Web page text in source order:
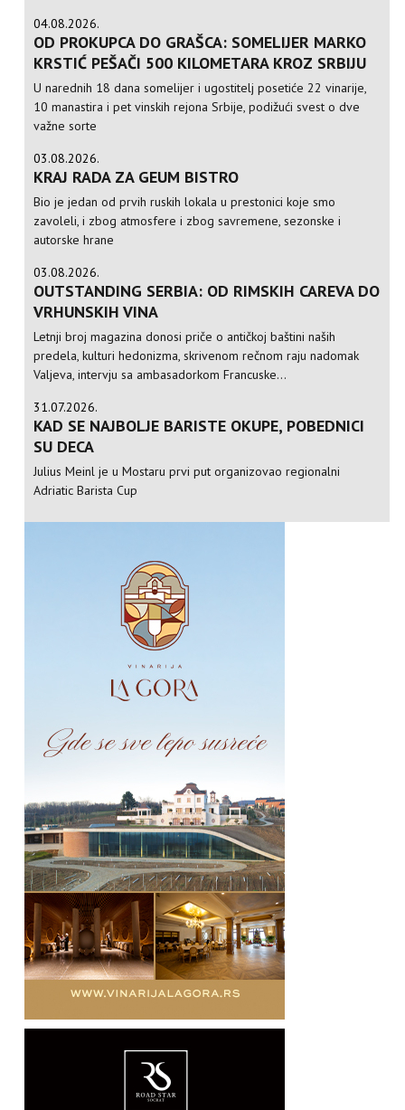
04.08.2026.
OD PROKUPCA DO GRAŠCA: SOMELIJER MARKO
KRSTIĆ PEŠAČI 500 KILOMETARA KROZ SRBIJU
U narednih 18 dana somelijer i ugostitelj posetiće 22 vinarije,
10 manastira i pet vinskih rejona Srbije, podižući svest o dve
važne sorte
03.08.2026.
KRAJ RADA ZA GEUM BISTRO
Bio je jedan od prvih ruskih lokala u prestonici koje smo
zavoleli, i zbog atmosfere i zbog savremene, sezonske i
autorske hrane
03.08.2026.
OUTSTANDING SERBIA: OD RIMSKIH CAREVA DO
VRHUNSKIH VINA
Letnji broj magazina donosi priče o antičkoj baštini naših
predela, kulturi hedonizma, skrivenom rečnom raju nadomak
Valjeva, intervju sa ambasadorkom Francuske...
31.07.2026.
KAD SE NAJBOLJE BARISTE OKUPE, POBEDNICI
SU DECA
Julius Meinl je u Mostaru prvi put organizovao regionalni
Adriatic Barista Cup